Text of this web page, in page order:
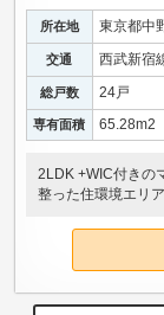
所在地 東京都中
交通 西武新宿
総戸数 24戸
専有面積 65.28m2
2LDK +WIC付きの
整った住環境エリ